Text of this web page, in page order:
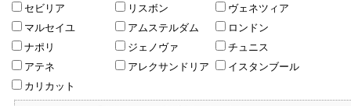
セビリア
リスボン
ヴェネツィア
マルセイユ
アムステルダム
ロンドン
ナポリ
ジェノヴァ
チュニス
アテネ
アレクサンドリア
イスタンブール
カリカット